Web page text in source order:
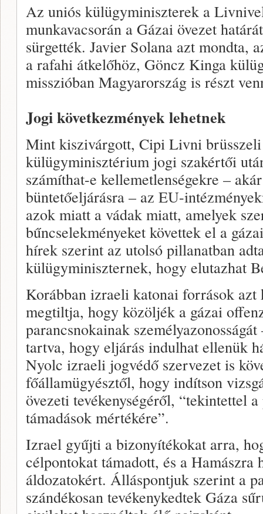
Az uniós külügyminiszterek a
munkavacsorán a Gázai övezet
sürgették. Javier Solana azt mondta,
a rafahi átkelőhöz, Göncz Kinga
misszióban Magyarország is részt
Jogi következmények lehetnek
Mint kiszivárgott, Cipi Livni
külügyminisztérium jogi szakértői
számíthat-e kellemetlenségekre –
büntetőeljárásra – az EU-
azok miatt a vádak miatt, amelyek
bűncselekményeket követtek el a
hírek szerint az utolsó pillanatban
külügyminiszternek, hogy elutazhat
Korábban izraeli katonai források azt
megtiltja, hogy közöljék a gázai
parancsnokainak
tartva, hogy eljárás indulhat ellenük
Nyolc izraeli jogvédő szervezet is
főállamügyésztől, hogy indítson
övezeti tevékenységéről, “tekintettel
támadások mértékére”.
Izrael gyűjti a bizonyítékokat arra,
célpontokat támadott, és a
áldozatokért. Álláspontjuk szerint a
szándékosan tevékenykedtek Gáza